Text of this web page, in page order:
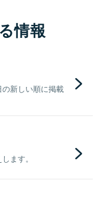
情報
新しい順に掲載
ます。